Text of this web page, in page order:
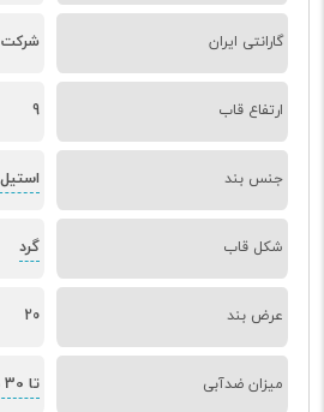
گارانتی ایران شرکت
ارتفاع قاب 9
جنس بند
شکل قاب گرد
عرض بند 20
میزان ضدآبی تا 30 متر